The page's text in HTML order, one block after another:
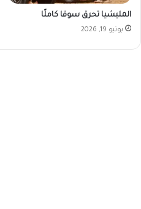
المليشيا تحرق سوقا كاملًا
يونيو 19, 2026